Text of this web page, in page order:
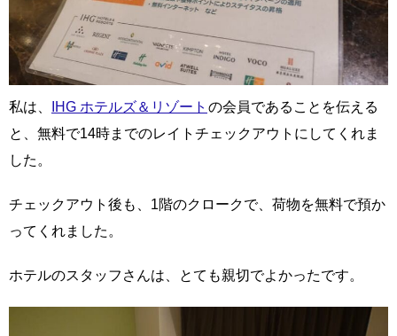
私は、 IHG ホテルズ＆リゾート の会員であることを伝える
と、無料で14時までのレイトチェックアウトにしてくれま
した。
チェックアウト後も、1階のクロークで、荷物を無料で預か
ってくれました。
ホテルのスタッフさんは、とても親切でよかったです。